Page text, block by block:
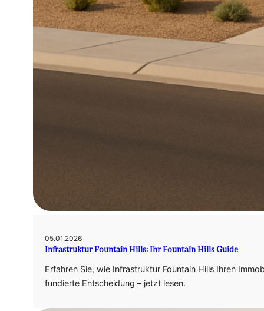
05.01.2026
Infrastruktur Fountain Hills: Ihr Fountain Hills Guide
Erfahren Sie, wie Infrastruktur Fountain Hills Ihren
fundierte Entscheidung – jetzt lesen.